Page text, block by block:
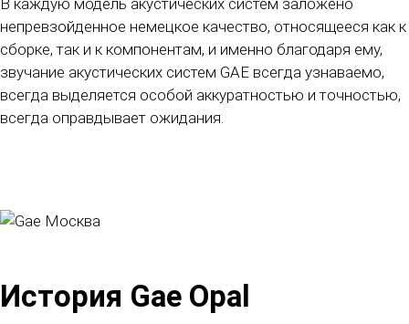
В каждую модель акустических систем заложено
непревзойденное немецкое качество, относящееся как к
сборке, так и к компонентам, и именно благодаря ему,
звучание акустических систем GAE всегда узнаваемо,
всегда выделяется особой аккуратностью и точностью,
всегда оправдывает ожидания.
История Gae Opal